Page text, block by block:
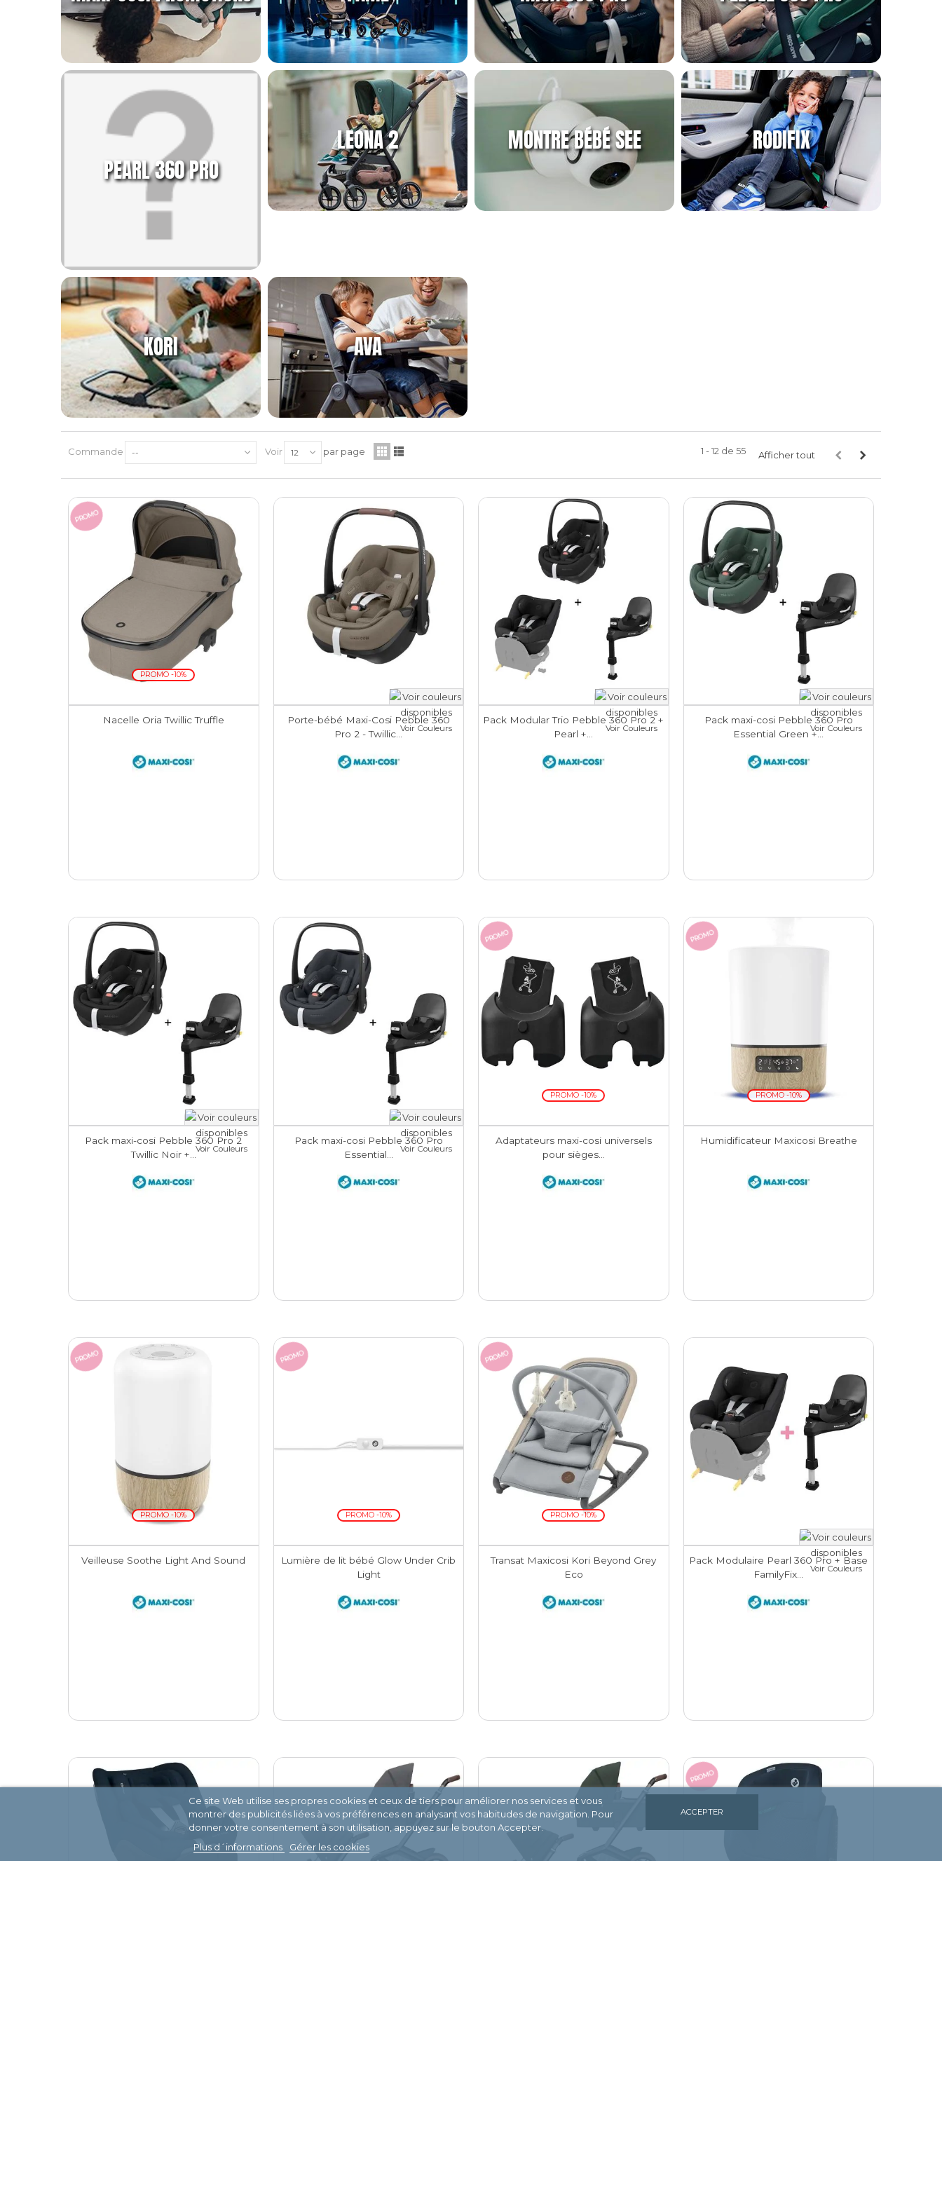
PEARL 360 PRO
LEONA 2 MONTRE BÉBÉ SEE RODIFIX
KORI AVA
Commande -- Voir 12 par page Afficher tout
1 - 12 de 55
PROMO
PROMO -10%
Nacelle Oria Twillic Truffle
Porte-bébé Maxi-Cosi Pebble 360
Pro 2 - Twillic...Voir Couleurs
Pack Modular Trio Pebble 360 Pro 2 +
Pearl +...
Voir Couleurs
Pack maxi-cosi Pebble 360 Pro
Essential Green +...Voir Couleurs
Pack maxi-cosi Pebble 360 Pro 2
Twillic Noir +... Voir Couleurs
Pack maxi-cosi Pebble 360 Pro
Essential...
Voir Couleurs
PROMO
PROMO -10%
Adaptateurs maxi-cosi universels
pour sièges...
PROMO
PROMO -10%
Humidificateur Maxicosi Breathe
PROMO
PROMO -10%
Veilleuse Soothe Light And Sound
PROMO
PROMO -10%
Lumière de lit bébé Glow Under Crib
Light
PROMO
PROMO -10%
Transat Maxicosi Kori Beyond Grey
Eco
Pack Modulaire Pearl 360 Pro + Base
FamilyFix...
Voir Couleurs
PROMO
Ce site Web utilise ses propres cookies et ceux de tiers pour améliorer nos services et vous
montrer des publicités liées à vos préférences en analysant vos habitudes de navigation. Pour
donner votre consentement à son utilisation, appuyez sur le bouton Accepter.
Plus d´informations
Gérer les cookies
ACCEPTER